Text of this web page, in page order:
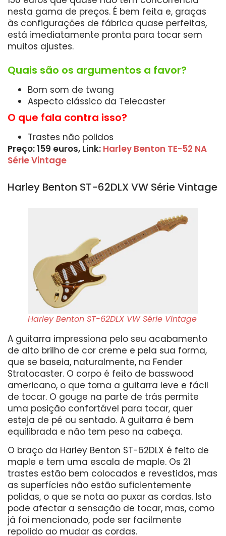
nesta gama de preços. É bem feita e, graças
às configurações de fábrica quase perfeitas,
está imediatamente pronta para tocar sem
muitos ajustes.
Quais são os argumentos a favor?
Bom som de twang
Aspecto clássico da Telecaster
O que fala contra isso?
Trastes não polidos
Preço: 159 euros, Link: Harley Benton TE-52 NA
Série Vintage
Harley Benton ST-62DLX VW Série Vintage
Harley Benton ST-62DLX VW Série Vintage
A guitarra impressiona pelo seu acabamento
de alto brilho de cor creme e pela sua forma,
que se baseia, naturalmente, na Fender
Stratocaster. O corpo é feito de basswood
americano, o que torna a guitarra leve e fácil
de tocar. O gouge na parte de trás permite
uma posição confortável para tocar, quer
esteja de pé ou sentado. A guitarra é bem
equilibrada e não tem peso na cabeça.
O braço da Harley Benton ST-62DLX é feito de
maple e tem uma escala de maple. Os 21
trastes estão bem colocados e revestidos, mas
as superfícies não estão suficientemente
polidas, o que se nota ao puxar as cordas. Isto
pode afectar a sensação de tocar, mas, como
já foi mencionado, pode ser facilmente
repolido ao mudar as cordas.